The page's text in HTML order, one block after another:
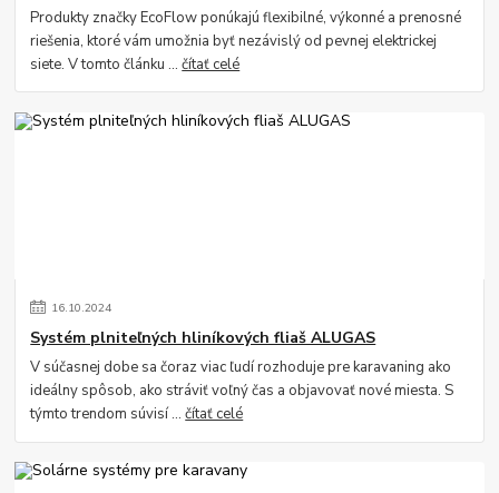
Produkty značky EcoFlow ponúkajú flexibilné, výkonné a prenosné
riešenia, ktoré vám umožnia byť nezávislý od pevnej elektrickej
siete. V tomto článku ...čítať celé
16.10.2024
Systém plniteľných hliníkových fliaš ALUGAS
V súčasnej dobe sa čoraz viac ľudí rozhoduje pre karavaning ako
ideálny spôsob, ako stráviť voľný čas a objavovať nové miesta. S
týmto trendom súvisí ...čítať celé